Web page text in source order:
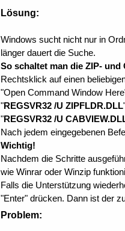
Lösung:
Windows sucht nicht nur in
länger dauert die Suche.
So schaltet man die ZIP-
Rechtsklick auf einen
"Open Command Window
"REGSVR32 /U ZIPFLDR.DLL
"REGSVR32 /U
Nach jedem eingegebenen
Wichtig!
Nachdem die Schritte
wie Winrar oder Winzip
Falls die Unterstützung
"Enter" drücken. Dann ist der
Problem: